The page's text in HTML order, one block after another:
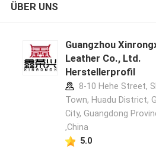
ÜBER UNS
Guangzhou
Leather Co., Ltd.
Herstellerprofil
8-10 Hehe Street,
Town, Huadu District,
City, Guangdong
,China
5.0